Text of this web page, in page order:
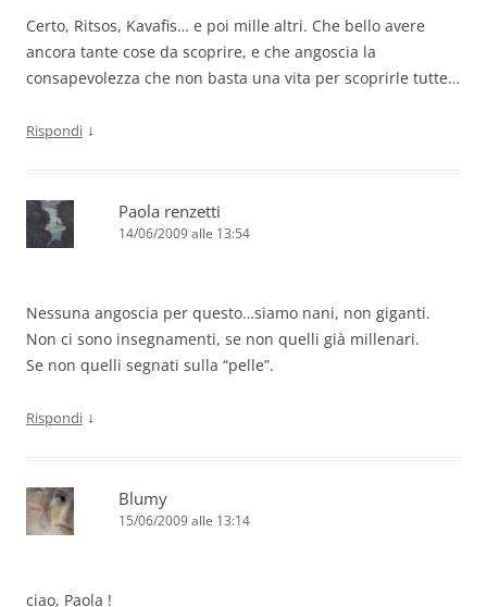
Certo, Ritsos, Kavafis… e poi mille altri. Che bello avere
ancora tante cose da scoprire, e che angoscia la
consapevolezza che non basta una vita per scoprirle tutte…
Rispondi ↓
Paola renzetti
14/06/2009 alle 13:54
Nessuna angoscia per questo…siamo nani, non giganti.
Non ci sono insegnamenti, se non quelli già millenari.
Se non quelli segnati sulla “pelle”.
Rispondi ↓
Blumy
15/06/2009 alle 13:14
ciao, Paola !